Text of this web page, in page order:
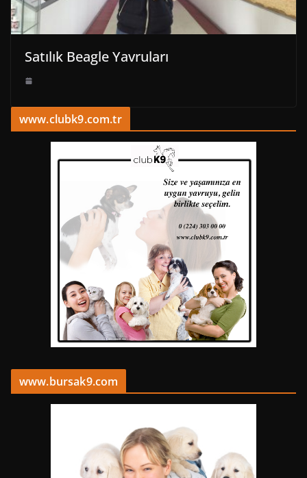
Satılık Beagle Yavruları
www.clubk9.com.tr
www.bursak9.com